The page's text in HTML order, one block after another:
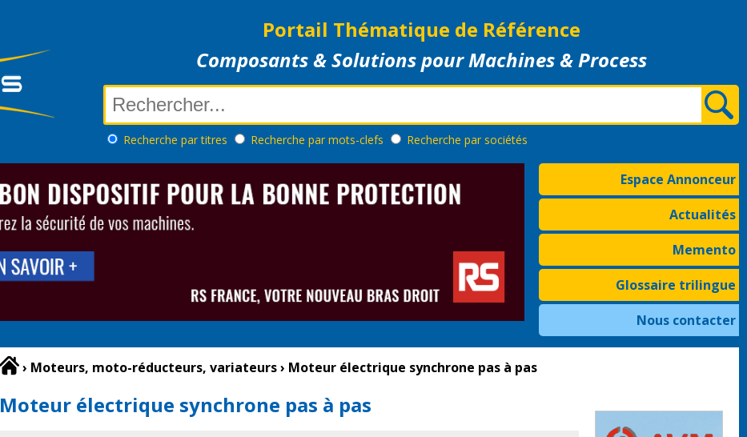
Portail Thématique de Référence
Composants & Solutions pour Machines & Process
Recherche par titres Recherche par mots-clefs Recherche par sociétés
Espace Annonceur
Actualités
Memento
Glossaire trilingue
Nous contacter
› Moteurs, moto-réducteurs, variateurs› Moteur électrique synchrone pas à pas
Moteur électrique synchrone pas à pas